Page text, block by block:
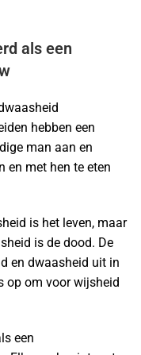
als een
hebben een
man aan en
en met hen te eten
is het leven, maar
is de dood. De
en dwaasheid uit in
op om voor wijsheid
een